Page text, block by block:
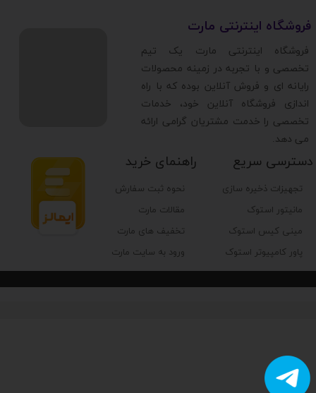
تجهیزات ذخیره سازی
مانیتور استوک
مینی کیس استوک
پاور کامپیوتر استوک
دسترسی سریع راهنمای خرید
نحوه ثبت سفارش
مقالات مارت
تخفیف های مارت
ورود به سایت مارت
​فروشگاه اینترنتی مارت
​فروشگاه اینترنتی مارت یک تیم
تخصصی و با تجربه در زمینه محصولات
رایانه ای و فروش آنلاین بوده که با راه
اندازی فروشگاه آنلاین خود، خدمات
تخصصی را خدمت مشتریان گرامی ارائه
می دهد.